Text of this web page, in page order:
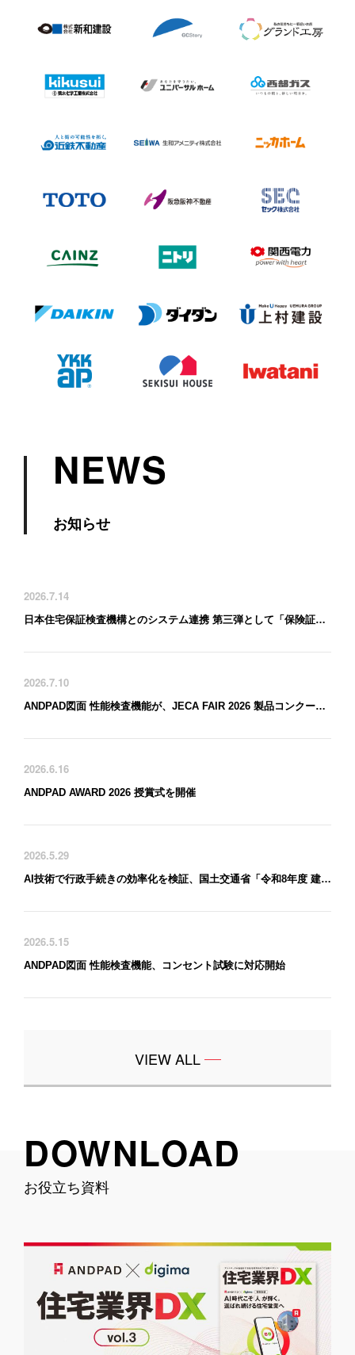
NEWS
お知らせ
2026.7.14
日本住宅保証検査機構とのシステム連携 第三弾として「保険証券の自動連携」に対応
2026.7.10
ANDPAD図面 性能検査機能が、JECA FAIR 2026 製品コンクールで 「地方独立行政法人東京都立産業技術研究センター 理事長賞」を受賞
2026.6.16
ANDPAD AWARD 2026 授賞式を開催
2026.5.29
AI技術で行政手続きの効率化を検証、国土交通省「令和8年度 建築行政DX総合推進事業」に採択
2026.5.15
ANDPAD図面 性能検査機能、コンセント試験に対応開始
VIEW ALL
DOWNLOAD
お役立ち資料